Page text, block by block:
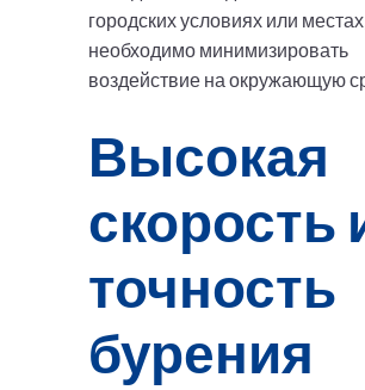
городских условиях или
необходимо минимизировать
воздействие на окружающую
Высокая
скорость
точность
бурения